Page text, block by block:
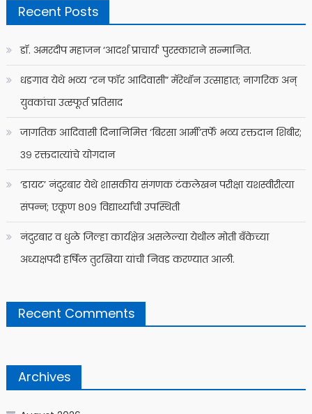
Recent Posts
डॉ. अमरदीप महाजन ‘आदर्श प्राचार्य’ पुरस्काराने सन्मानित.
धडगाव येथे भव्य “रन फॉर आदिवासी” मॅरेथॉन उत्साहात; नागरिक अन्
युवकांचा उत्स्फूर्त प्रतिसाद
जागतिक आदिवासी दिनानिमित्त ‘बिरसा आर्मी’तर्फे भव्य रक्तदान शिबीर;
३९ रक्तदात्यांचे योगदान
‘डायट’ नंदुरबार येथे शासकीय संगणक टंकलेखन परीक्षा यशस्वीरीत्या
संपन्न; एकूण ८०९ विद्यार्थ्यांची उपस्थिती
नंदुरबार व धुळे जिल्हा कार्यक्षेत्र असलेल्या येथील मोती बँकेच्या
अध्यक्षपदी हर्षिल तुरखिया यांची निवड करण्यात आली.
Recent Comments
Archives